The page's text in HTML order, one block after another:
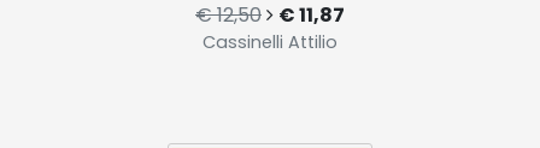
€ 12,50 € 11,87
Cassinelli Attilio